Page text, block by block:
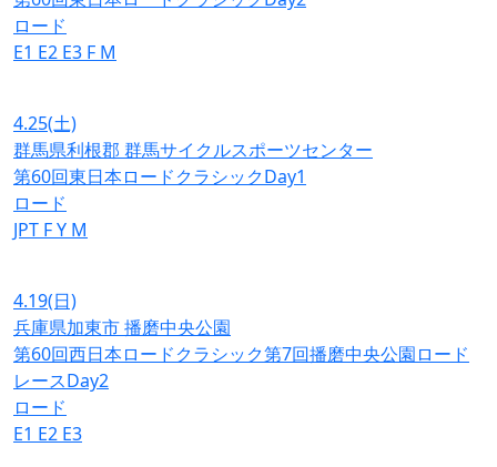
ロード
E1 E2 E3 F M
4.25(土)
群馬県利根郡 群馬サイクルスポーツセンター
第60回東日本ロードクラシックDay1
ロード
JPT FY M
4.19(日)
兵庫県加東市 播磨中央公園
第60回西日本ロードクラシック第7回播磨中央公園ロード
レースDay2
ロード
E1 E2 E3